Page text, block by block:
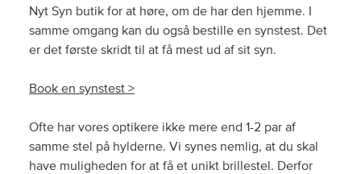
Nyt Syn butik for at høre, om de har den hjemme. I
samme omgang kan du også bestille en synstest. Det
er det første skridt til at få mest ud af sit syn.
Book en synstest >
Ofte har vores optikere ikke mere end 1-2 par af
samme stel på hylderne. Vi synes nemlig, at du skal
have muligheden for at få et unikt brillestel. Derfor